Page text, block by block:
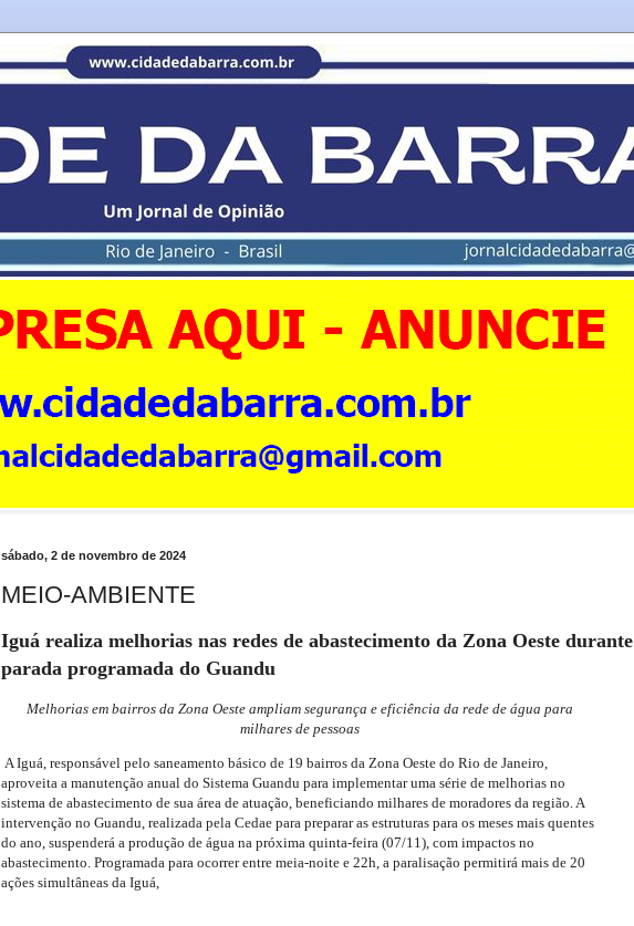
sábado, 2 de novembro de 2024
MEIO-AMBIENTE
Iguá realiza melhorias nas redes de abastecimento da Zona Oeste durante
parada programada do Guandu
Melhorias em bairros da Zona Oeste ampliam segurança e eficiência da rede de água para
milhares de pessoas
A Iguá, responsável pelo saneamento básico de 19 bairros da Zona Oeste do Rio de Janeiro,
aproveita a manutenção anual do Sistema Guandu para implementar uma série de melhorias no
sistema de abastecimento de sua área de atuação, beneficiando milhares de moradores da região. A
intervenção no Guandu, realizada pela Cedae para preparar as estruturas para os meses mais quentes
do ano, suspenderá a produção de água na próxima quinta-feira (07/11), com impactos no
abastecimento. Programada para ocorrer entre meia-noite e 22h, a paralisação permitirá mais de 20
ações simultâneas da Iguá,